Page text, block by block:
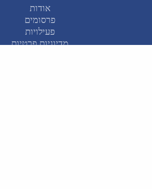
אודות
פרסומים
פעילויות
מדיוניות פרטיות